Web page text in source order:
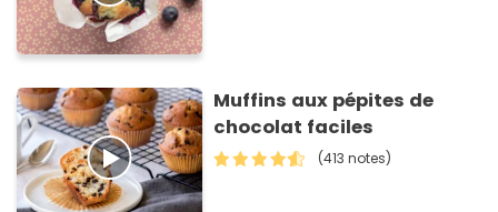
Muffins aux pépites de
chocolat faciles
(413 notes)